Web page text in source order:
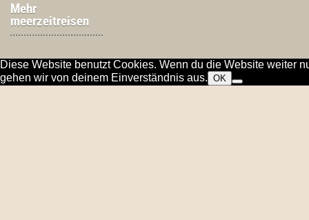
Mehr
meerzeitreisen
Diese Website benutzt Cookies. Wenn du die Website weiter
gehen wir von deinem Einverständnis aus. OK